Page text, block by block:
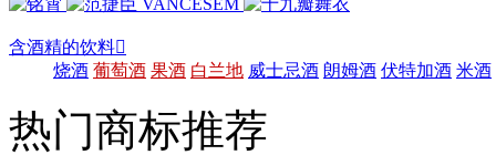
含酒精的饮料
烧酒 葡萄酒 果酒 白兰地 威士忌酒 朗姆酒 伏特加酒 米酒
热门商标推荐